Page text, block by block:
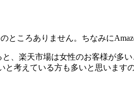
ころありません。ちなみに
、楽天市場は女性のお客様が多
考えている方も多いと思いま